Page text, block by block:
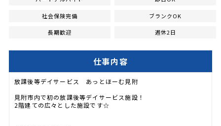
社会保険完備 ブランクOK
長期歓迎 週休2日
仕事内容
放課後等デイサービス あっとほーむ見附
見附市内で初の放課後等デイサービス施設！
2階建ての広々とした施設です☆